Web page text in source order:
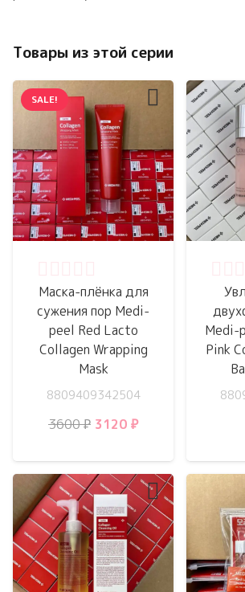
Товары из этой серии
SALE!
Маска-плёнка для
сужения пор Medi-
peel Red Lacto
Collagen Wrapping
Mask
8809409342504
3600₽ Первоначальная
3600 ₽.
3120 ₽Текущая
Medi-
Pink